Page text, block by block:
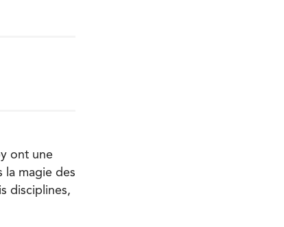
ont une
la magie des
disciplines,